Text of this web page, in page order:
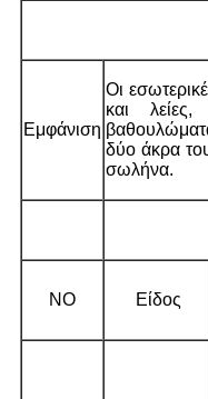
Εμφάνιση
Οι
και λείες,
δύο άκρα
σωλήνα.
NO Είδος